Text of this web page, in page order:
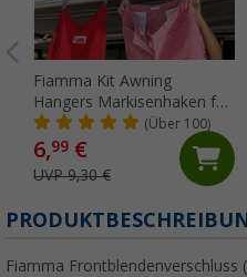
Fiamma Kit Awning
Hangers Markisenhaken für
die Kederschiene(Über 100)
6,99 €
UVP 9,30 €
Fiamma Frontblendenverschluss